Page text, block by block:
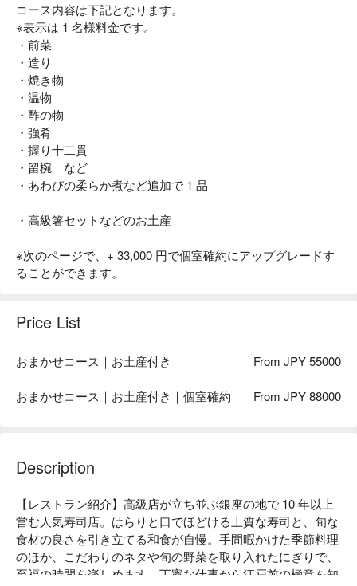
コース内容は下記となります。
※表示は 1 名様料金です。
・前菜
・造り
・焼き物
・温物
・酢の物
・強肴
・握り十二貫
・留椀 など
・あわびの柔らか煮など追加で 1 品
・高級箸セットなどのお土産
※次のページで、+ 33,000 円で個室確約にアップグレードす
ることができます。
Price List
おまかせコース｜お土産付き From JPY 55000
おまかせコース｜お土産付き｜個室確約 From JPY 88000
Description
【レストラン紹介】高級店が立ち並ぶ銀座の地で 10 年以上
営む人気寿司店。はらりと口でほどける上質な寿司と、旬な
食材の良さを引き立てる和食が自慢。手間暇かけた季節料理
のほか、こだわりのネタや旬の野菜を取り入れたにぎりで、
至福の時間を楽しめます。丁寧な仕事から江戸前の極意を知